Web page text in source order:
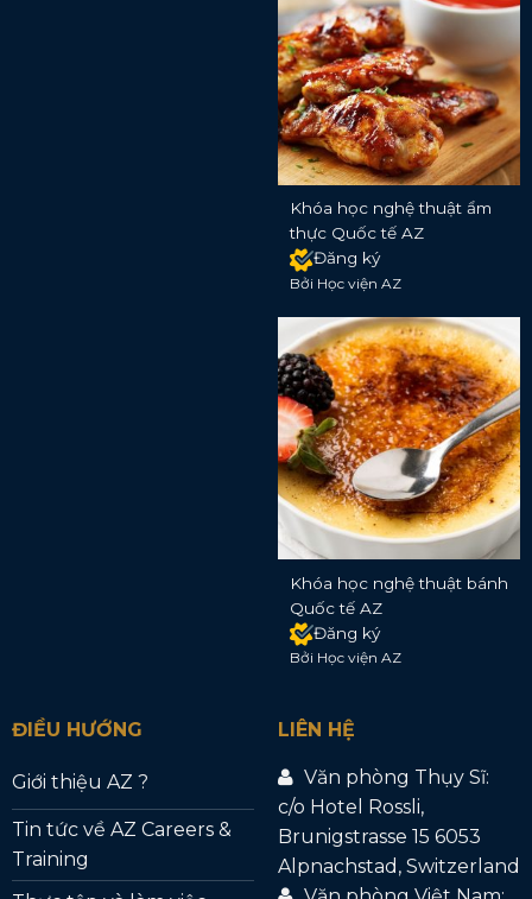
Khóa học nghệ thuật ẩm
thực Quốc tế AZ
Đăng ký
Bởi Học viện AZ
Khóa học nghệ thuật bánh
Quốc tế AZ
Đăng ký
Bởi Học viện AZ
ĐIỀU HƯỚNG
Giới thiệu AZ ?
Tin tức về AZ Careers &
Training
LIÊN HỆ
Văn phòng Thụy Sĩ:
c/o Hotel Rossli,
Brunigstrasse 15 6053
Alpnachstad, Switzerland